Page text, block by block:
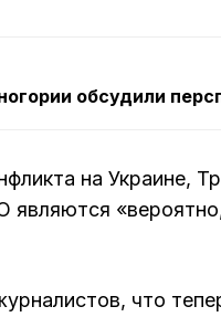
обсудили
на Украине,
являются
что